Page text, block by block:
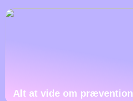
Alt at vide om prævention